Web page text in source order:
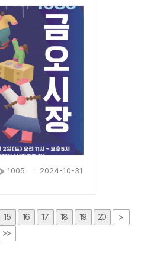
1005 2024-10-31
15 16 17 18 19 20
>
>>